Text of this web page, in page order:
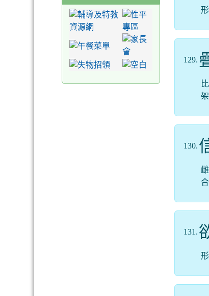
129.
130.
131.